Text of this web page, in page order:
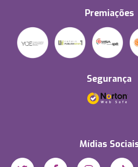
Premiações
Segurança
Mídias